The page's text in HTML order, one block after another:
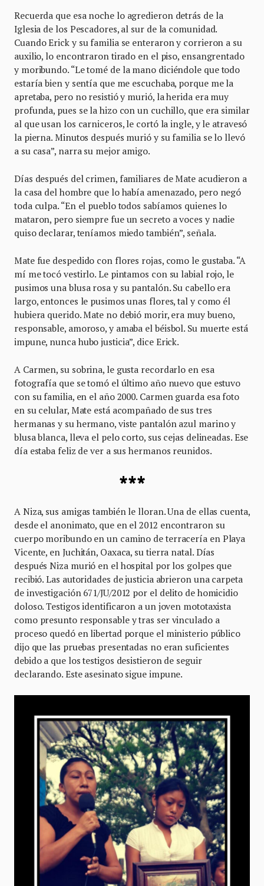
Recuerda que esa noche lo agredieron detrás de la
Iglesia de los Pescadores, al sur de la comunidad.
Cuando Erick y su familia se enteraron y corrieron a su
auxilio, lo encontraron tirado en el piso, ensangrentado
y moribundo. “Le tomé de la mano diciéndole que todo
estaría bien y sentía que me escuchaba, porque me la
apretaba, pero no resistió y murió, la herida era muy
profunda, pues se la hizo con un cuchillo, que era similar
al que usan los carniceros, le cortó la ingle, y le atravesó
la pierna. Minutos después murió y su familia se lo llevó
a su casa”, narra su mejor amigo.
Días después del crimen, familiares de Mate acudieron a
la casa del hombre que lo había amenazado, pero negó
toda culpa. “En el pueblo todos sabíamos quienes lo
mataron, pero siempre fue un secreto a voces y nadie
quiso declarar, teníamos miedo también”, señala.
Mate fue despedido con flores rojas, como le gustaba. “A
mí me tocó vestirlo. Le pintamos con su labial rojo, le
pusimos una blusa rosa y su pantalón. Su cabello era
largo, entonces le pusimos unas flores, tal y como él
hubiera querido. Mate no debió morir, era muy bueno,
responsable, amoroso, y amaba el béisbol. Su muerte está
impune, nunca hubo justicia”, dice Erick.
A Carmen, su sobrina, le gusta recordarlo en esa
fotografía que se tomó el último año nuevo que estuvo
con su familia, en el año 2000. Carmen guarda esa foto
en su celular, Mate está acompañado de sus tres
hermanas y su hermano, viste pantalón azul marino y
blusa blanca, lleva el pelo corto, sus cejas delineadas. Ese
día estaba feliz de ver a sus hermanos reunidos.
***
A Niza, sus amigas también le lloran. Una de ellas cuenta,
desde el anonimato, que en el 2012 encontraron su
cuerpo moribundo en un camino de terracería en Playa
Vicente, en Juchitán, Oaxaca, su tierra natal. Días
después Niza murió en el hospital por los golpes que
recibió. Las autoridades de justicia abrieron una carpeta
de investigación 671/JU/2012 por el delito de homicidio
doloso. Testigos identificaron a un joven mototaxista
como presunto responsable y tras ser vinculado a
proceso quedó en libertad porque el ministerio público
dijo que las pruebas presentadas no eran suficientes
debido a que los testigos desistieron de seguir
declarando. Este asesinato sigue impune.